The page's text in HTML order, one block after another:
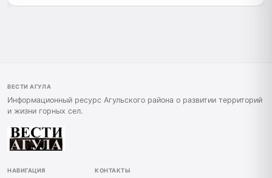
ВЕСТИ АГУЛА
Информационный ресурс Агульского района о развитии территорий
и жизни горных сел.
НАВИГАЦИЯ КОНТАКТЫ